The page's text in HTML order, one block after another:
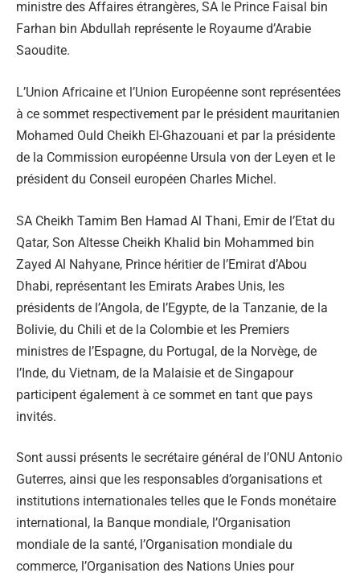
ministre des Affaires étrangères, SA le Prince Faisal bin
Farhan bin Abdullah représente le Royaume d’Arabie
Saoudite.
L’Union Africaine et l’Union Européenne sont représentées
à ce sommet respectivement par le président mauritanien
Mohamed Ould Cheikh El-Ghazouani et par la présidente
de la Commission européenne Ursula von der Leyen et le
président du Conseil européen Charles Michel.
SA Cheikh Tamim Ben Hamad Al Thani, Emir de l’Etat du
Qatar, Son Altesse Cheikh Khalid bin Mohammed bin
Zayed Al Nahyane, Prince héritier de l’Emirat d’Abou
Dhabi, représentant les Emirats Arabes Unis, les
présidents de l’Angola, de l’Egypte, de la Tanzanie, de la
Bolivie, du Chili et de la Colombie et les Premiers
ministres de l’Espagne, du Portugal, de la Norvège, de
l’Inde, du Vietnam, de la Malaisie et de Singapour
participent également à ce sommet en tant que pays
invités.
Sont aussi présents le secrétaire général de l’ONU Antonio
Guterres, ainsi que les responsables d’organisations et
institutions internationales telles que le Fonds monétaire
international, la Banque mondiale, l’Organisation
mondiale de la santé, l’Organisation mondiale du
commerce, l’Organisation des Nations Unies pour